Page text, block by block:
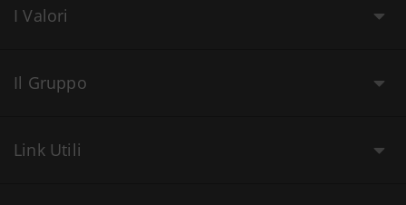
I Valori
Il Gruppo
Link Utili